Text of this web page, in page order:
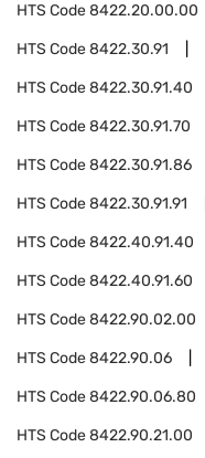
HTS Code8422.20.00.00
HTS Code8422.30.91
HTS Code8422.30.91.40
HTS Code8422.30.91.70
HTS Code8422.30.91.86
HTS Code8422.30.91.91
HTS Code8422.40.91.40
HTS Code8422.40.91.60
HTS Code8422.90.02.00
HTS Code8422.90.06
HTS Code8422.90.06.80
HTS Code8422.90.21.00